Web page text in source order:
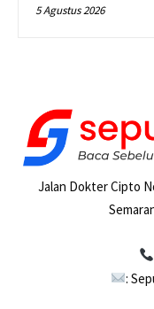
5 Agustus 2026
Jalan Dokter Cipto
: